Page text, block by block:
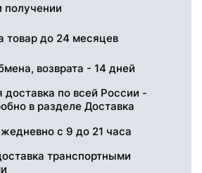
получении
товар до 24 месяцев
возврата - 14 дней
доставка по всей России -
в разделе Доставка
с 9 до 21 часа
транспортными